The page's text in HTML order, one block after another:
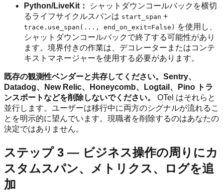
Python/LiveKit：
シャットダウンコールバックを横切
るライフサイクルスパンは start_span +
trace.use_span(..., end_on_exit=False) を使用し、
シャットダウンコールバックで終了する可能性があり
ます。境界付きの作業は、デコレーターまたはコンテ
キストマネージャーを使用する必要があります。
既存の観測性ベンダーと共存してください。Sentry、
Datadog、New Relic、Honeycomb、Logtail、Pino トラ
ンスポートなどを削除しないでください。
OTel はそれらと
並行します。ユーザーは移行中に両方のシグナルが流れるこ
とを明示的に望んでいます。現職者を削除するのはあなたの
決定ではありません。
ステップ 3 — ビジネス操作の周りにカ
スタムスパン、メトリクス、ログを追
加